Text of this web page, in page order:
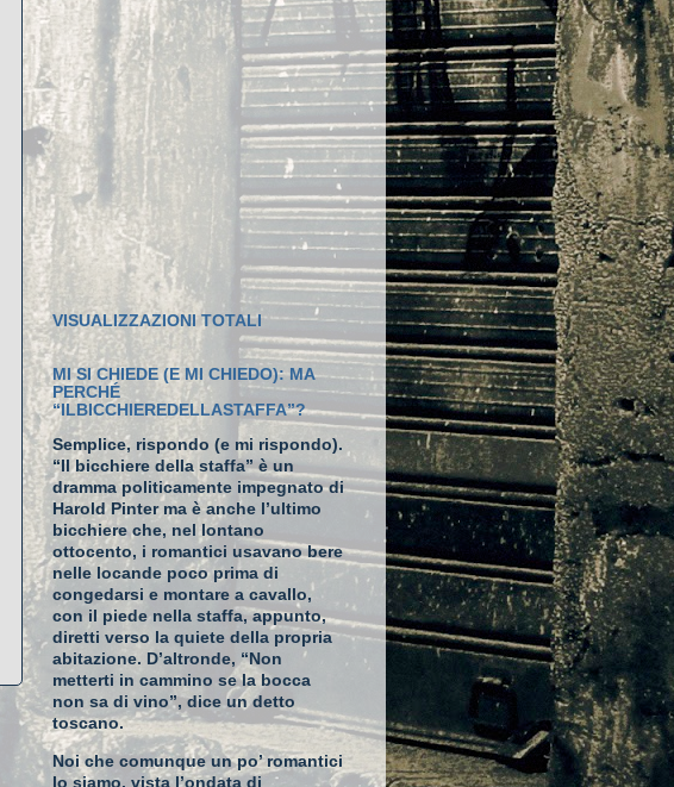
VISUALIZZAZIONI TOTALI
MI SI CHIEDE (E MI CHIEDO): MA
PERCHÉ
“ILBICCHIEREDELLASTAFFA”?
Semplice, rispondo (e mi rispondo).
“Il bicchiere della staffa” è un
dramma politicamente impegnato di
Harold Pinter ma è anche l’ultimo
bicchiere che, nel lontano
ottocento, i romantici usavano bere
nelle locande poco prima di
congedarsi e montare a cavallo,
con il piede nella staffa, appunto,
diretti verso la quiete della propria
abitazione. D’altronde, “Non
metterti in cammino se la bocca
non sa di vino”, dice un detto
toscano.
Noi che comunque un po’ romantici
lo siamo, vista l’ondata di